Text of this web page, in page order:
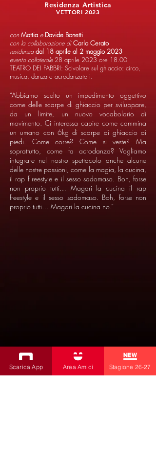
VETTORI 2023
Residenza Artistica
conMattia e Davide Bonetti
con la collaborazione diCarlo Cerato
residenzadal 18 aprile al 2 maggio 2023
evento collaterale 28 aprile 2023 ore 18.00
TEATRO DEI FABBRI: Scivolare sul ghiaccio: circo,
musica, danza e acrodanzatori.
“Abbiamo scelto un impedimento oggettivo
come delle scarpe di ghiaccio per sviluppare,
da un limite, un nuovo vocabolario di
movimento. Ci interessa capire come cammina
un umano con 6kg di scarpe di ghiaccio ai
piedi. Come corre? Come si veste? Ma
soprattutto, come fa acrodanza? Vogliamo
integrare nel nostro spettacolo anche alcune
delle nostre passioni, come la magia, la cucina,
il rap f reestyle e il sesso sadomaso. Boh, forse
non proprio tutti… Magari la cucina il rap
freestyle e il sesso sadomaso. Boh, forse non
proprio tutti… Magari la cucina no.”
Scarica App Area Amici Stagione 26-27